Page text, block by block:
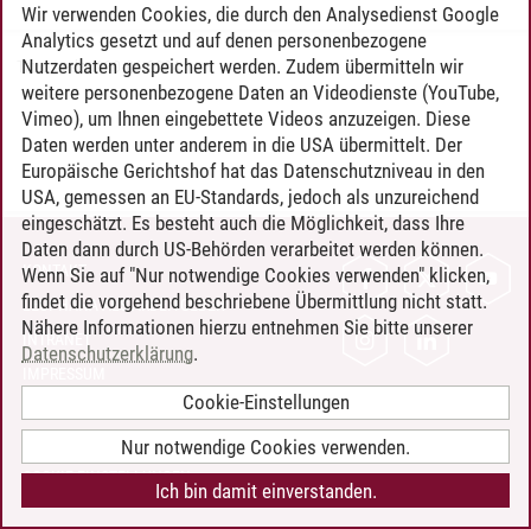
Timo Leder/30.06.2024
KONTAKT
LEUPHANA ALS ARBEITGEBER
INTRANET
BARRIEREFREIHEIT
COOKIE-EINSTELLUNGEN
Wir verwenden Cookies, die durch den Analysedienst Google
Analytics gesetzt und auf denen personenbezogene
Nutzerdaten gespeichert werden. Zudem übermitteln wir
weitere personenbezogene Daten an Videodienste (YouTube,
Vimeo), um Ihnen eingebettete Videos anzuzeigen. Diese
Daten werden unter anderem in die USA übermittelt. Der
Europäische Gerichtshof hat das Datenschutzniveau in den
USA, gemessen an EU-Standards, jedoch als unzureichend
eingeschätzt. Es besteht auch die Möglichkeit, dass Ihre
Daten dann durch US-Behörden verarbeitet werden können.
Wenn Sie auf "Nur notwendige Cookies verwenden" klicken,
findet die vorgehend beschriebene Übermittlung nicht statt.
Nähere Informationen hierzu entnehmen Sie bitte unserer
Datenschutzerklärung.
Cookie-Einstellungen
Nur notwendige Cookies verwenden.
Ich bin damit einverstanden.